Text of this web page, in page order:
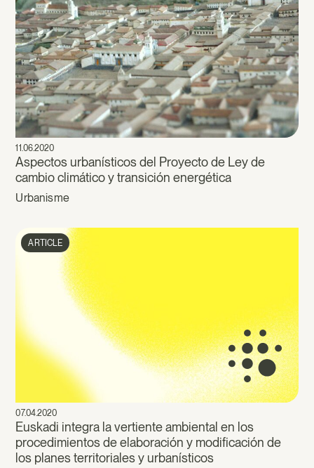
11.06.2020
Aspectos urbanísticos del Proyecto de Ley de
cambio climático y transición energética
Urbanisme
ARTICLE
07.04.2020
Euskadi integra la vertiente ambiental en los
procedimientos de elaboración y modificación de
los planes territoriales y urbanísticos